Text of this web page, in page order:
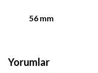
56 mm
Yorumlar